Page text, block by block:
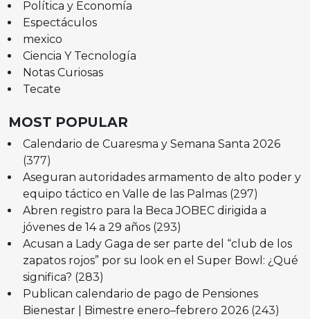
Política y Economía
Espectáculos
mexico
Ciencia Y Tecnología
Notas Curiosas
Tecate
MOST POPULAR
Calendario de Cuaresma y Semana Santa 2026
(377)
Aseguran autoridades armamento de alto poder y
equipo táctico en Valle de las Palmas (297)
Abren registro para la Beca JOBEC dirigida a
jóvenes de 14 a 29 años (293)
Acusan a Lady Gaga de ser parte del “club de los
zapatos rojos” por su look en el Super Bowl: ¿Qué
significa? (283)
Publican calendario de pago de Pensiones
Bienestar | Bimestre enero–febrero 2026 (243)